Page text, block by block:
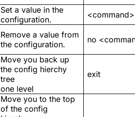
Set a value in the
configuration.
<command>
Remove a value from
the configuration.
no
Move you back up
the config hierchy
tree
one level
exit
Move you to the top
of the config